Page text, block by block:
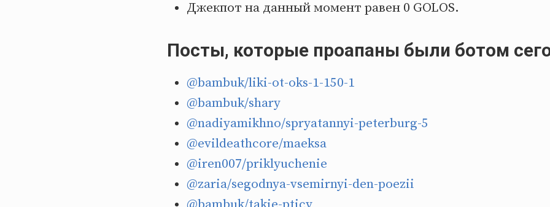
Джекпот на данный момент равен 0 GOLOS.
Посты, которые проапаны были ботом
@bambuk/liki-ot-oks-1-150-1
@bambuk/shary
@nadiyamikhno/spryatannyi-peterburg-5
@evildeathcore/maeksa
@iren007/priklyuchenie
@zaria/segodnya-vsemirnyi-den-poezii